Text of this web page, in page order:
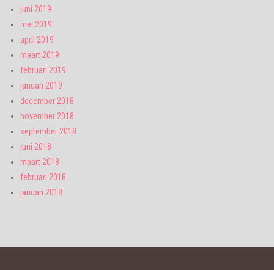
juni 2019
mei 2019
april 2019
maart 2019
februari 2019
januari 2019
december 2018
november 2018
september 2018
juni 2018
maart 2018
februari 2018
januari 2018